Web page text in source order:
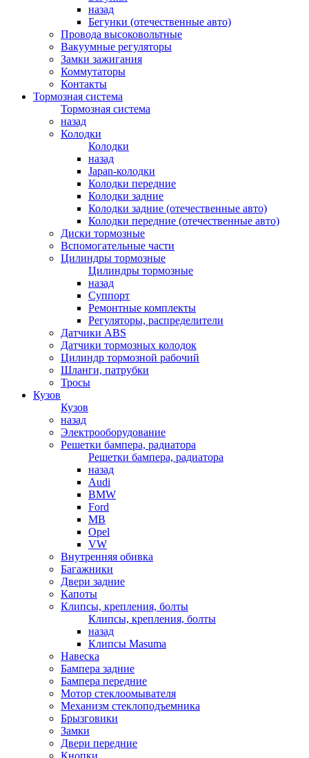
назад
Бегунки (отечественные авто)
Провода высоковольтные
Вакуумные регуляторы
Замки зажигания
Коммутаторы
Контакты
Тормозная система
Тормозная система
назад
Колодки
Колодки
назад
Japan-колодки
Колодки передние
Колодки задние
Колодки задние (отечественные авто)
Колодки передние (отечественные авто)
Диски тормозные
Вспомогательные части
Цилиндры тормозные
Цилиндры тормозные
назад
Суппорт
Ремонтные комплекты
Регуляторы, распределители
Датчики ABS
Датчики тормозных колодок
Цилиндр тормозной рабочий
Шланги, патрубки
Тросы
Кузов
Кузов
назад
Электрооборудование
Решетки бампера, радиатора
Решетки бампера, радиатора
назад
Audi
BMW
Ford
MB
Opel
VW
Внутренняя обивка
Багажники
Двери задние
Капоты
Клипсы, крепления, болты
Клипсы, крепления, болты
назад
Клипсы Masuma
Навеска
Бампера задние
Бампера передние
Мотор стеклоомывателя
Механизм стеклоподъемника
Брызговики
Замки
Двери передние
Кнопки